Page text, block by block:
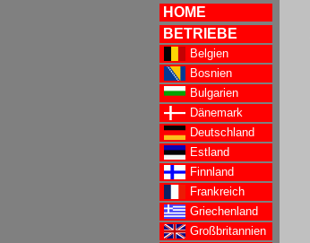
HOME
BETRIEBE
Belgien
Bosnien
Bulgarien
Dänemark
Deutschland
Estland
Finnland
Frankreich
Griechenland
Großbritannien